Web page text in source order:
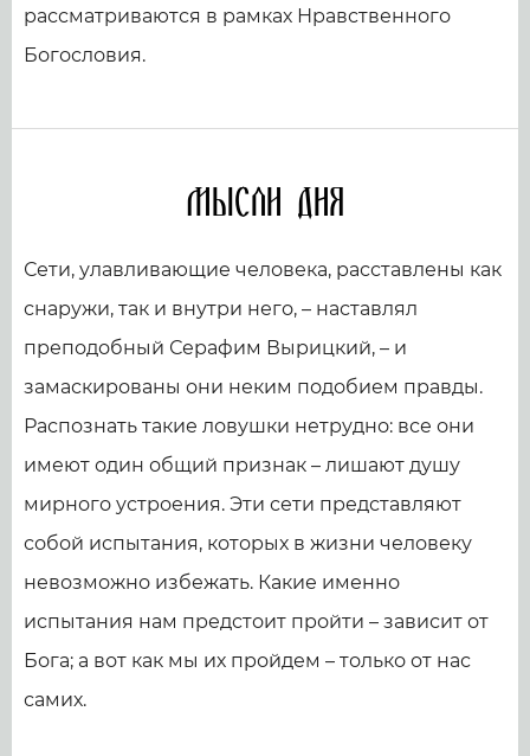
рассматриваются в рамках Нравственного
Богословия.
Мысли дня
Сети, улавливающие человека, расставлены как
снаружи, так и внутри него, – наставлял
преподобный Серафим Вырицкий, – и
замаскированы они неким подобием правды.
Распознать такие ловушки нетрудно: все они
имеют один общий признак – лишают душу
мирного устроения. Эти сети представляют
собой испытания, которых в жизни человеку
невозможно избежать. Какие именно
испытания нам предстоит пройти – зависит от
Бога; а вот как мы их пройдем – только от нас
самих.